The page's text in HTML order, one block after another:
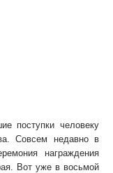
поступки человеку
Совсем недавно в
награждения
Вот уже в восьмой